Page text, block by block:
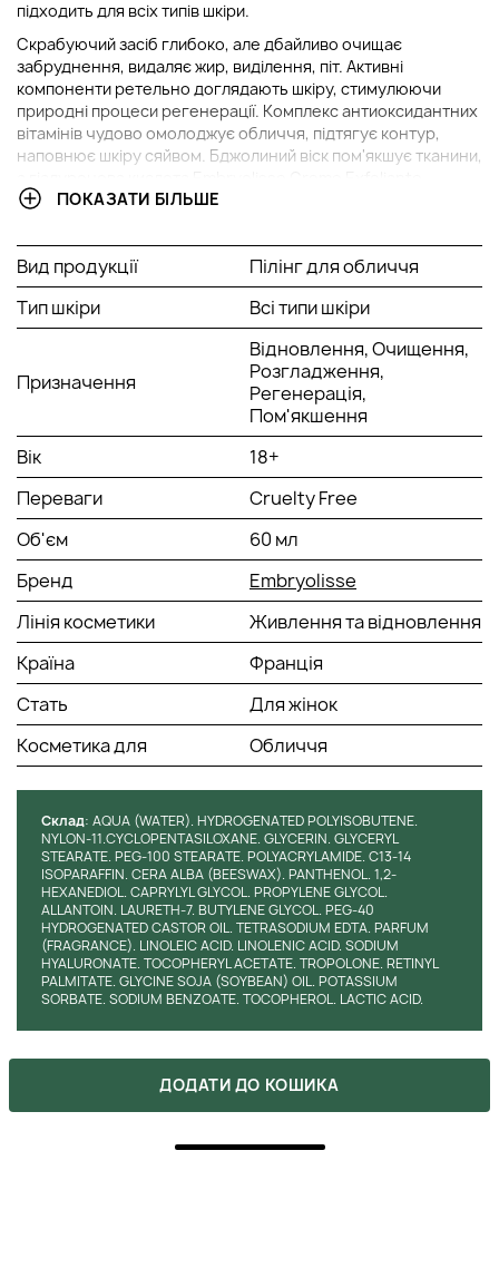
підходить для всіх типів шкіри.
Скрабуючий засіб глибоко, але дбайливо очищає
забруднення, видаляє жир, виділення, піт. Активні
компоненти ретельно доглядають шкіру, стимулюючи
природні процеси регенерації. Комплекс антиоксидантних
вітамінів чудово омолоджує обличчя, підтягує контур,
наповнює шкіру сяйвом. Бджолиний віск пом'якшує тканини,
забезпечує якісне зволоження, харчування. Після змиття
доглянутою.
Спосіб застосування:
Нанести невелику кількість крему на очищену шкіру
обличчя, ретельно розподілити.
комплекс вітамінів A, F, Е,
бджолиний віск, гіалуронова кислота.
ПОКАЗАТИ БІЛЬШЕ
Вид продукції
Пілінг для обличчя
Тип шкіри
Всі типи шкіри
Призначення
Відновлення, Очищення,
Розгладження,
Регенерація,
Пом'якшення
Вік
18+
Переваги
Cruelty Free
Об'єм
60 мл
Бренд
Embryolisse
Лінія косметики
Живлення та відновлення
Країна
Франція
Стать
Для жінок
Косметика для
Обличчя
Cклад: AQUA (WATER). HYDROGENATED POLYISOBUTENE.
NYLON-11.CYCLOPENTASILOXANE. GLYCERIN. GLYCERYL
STEARATE. PEG-100 STEARATE. POLYACRYLAMIDE. C13-14
ISOPARAFFIN. CERA ALBA (BEESWAX). PANTHENOL. 1,2-
HEXANEDIOL. CAPRYLYL GLYCOL. PROPYLENE GLYCOL.
ALLANTOIN. LAURETH-7. BUTYLENE GLYCOL. PEG-40
HYDROGENATED CASTOR OIL. TETRASODIUM EDTA. PARFUM
(FRAGRANCE). LINOLEIC ACID. LINOLENIC ACID. SODIUM
HYALURONATE. TOCOPHERYL ACETATE. TROPOLONE. RETINYL
PALMITATE. GLYCINE SOJA (SOYBEAN) OIL. POTASSIUM
SORBATE. SODIUM BENZOATE. TOCOPHEROL. LACTIC ACID.
ЗНИЖКОЮ?
ДОДАТИ ДО КОШИКА